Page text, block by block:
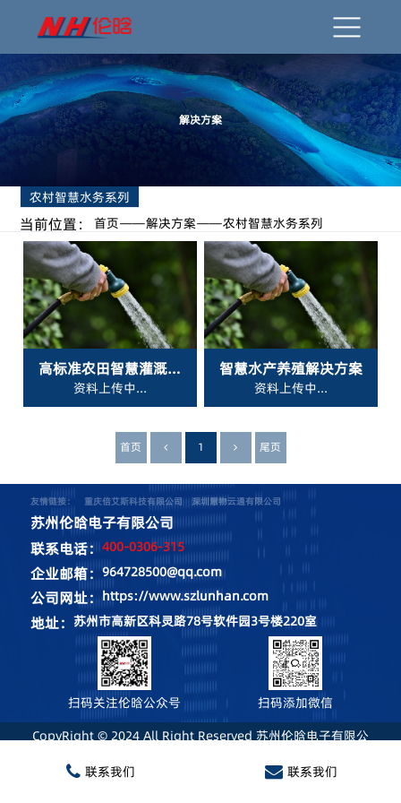
联系我们 联系我们
解决方案
农村智慧水务系列
当前位置： 首页 解决方案 农村智慧水务系列
高标准农田智慧灌溉解
决方案
资料上传中...
智慧水产养殖解决方案
资料上传中...
首页 1 尾页
友情链接： 重庆倍艾斯科技有限公司 深圳慧物云通有限公司
苏州伦晗电子有限公司
联系电话： 400-0306-315
企业邮箱： 964728500@qq.com
公司网址： https://www.szlunhan.com
地址： 苏州市高新区科灵路78号软件园3号楼220室
扫码关注伦晗公众号
扫码添加微信
CopyRight © 2024 All Right Reserved 苏州伦晗电子有限公
隐私政策
法律声明